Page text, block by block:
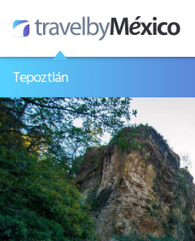
Tepoztlán